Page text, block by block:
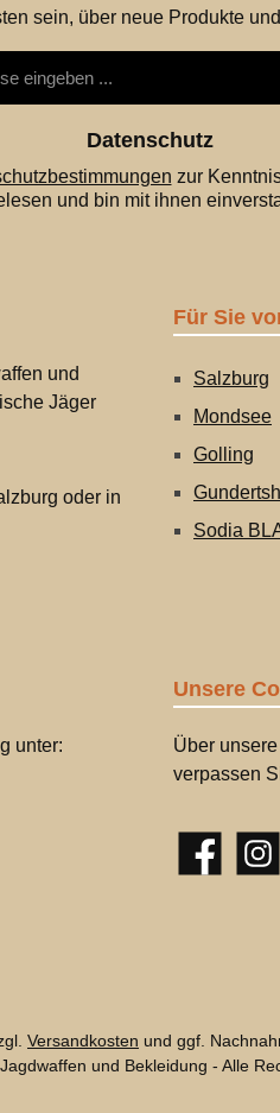
sein, über neue Produkte
Datenschutz
zur
und bin mit ihnen
und
Jäger
oder in
Für Sie
Salzburg
Mondsee
Golling
Sodia
unter:
Unsere
Über
verpassen
Facebook
Versandkosten und ggf.
und Bekleidung - Alle